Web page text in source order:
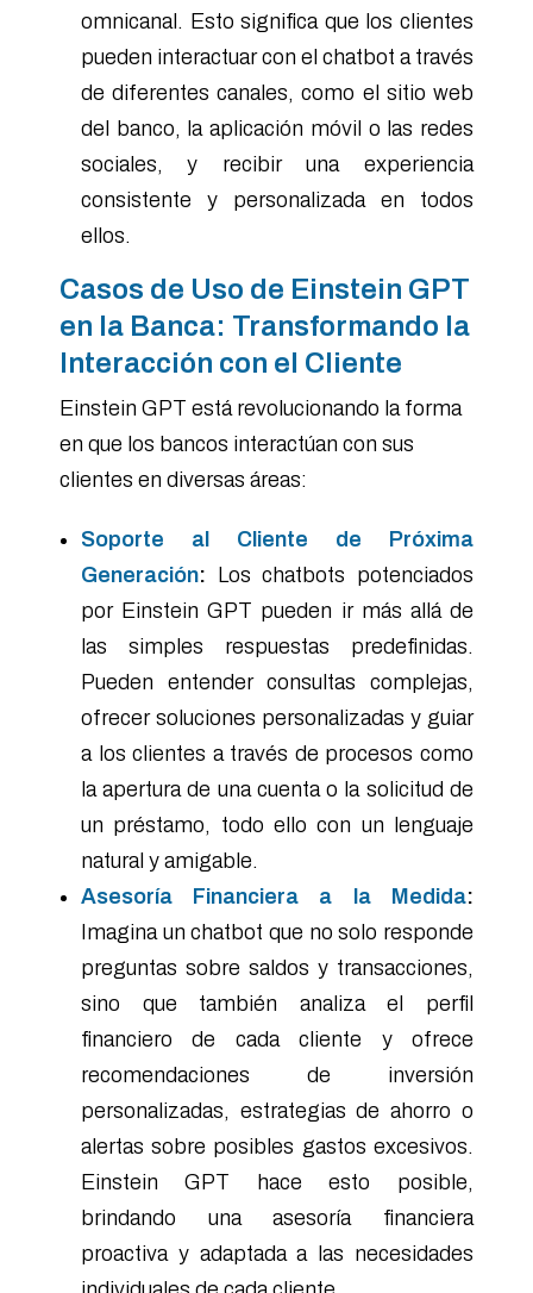
omnicanal. Esto significa que los clientes
pueden interactuar con el chatbot a través
de diferentes canales, como el sitio web
del banco, la aplicación móvil o las redes
sociales, y recibir una experiencia
consistente y personalizada en todos
ellos.
Casos de Uso de Einstein GPT
en la Banca: Transformando la
Interacción con el Cliente
Einstein GPT está revolucionando la forma
en que los bancos interactúan con sus
clientes en diversas áreas:
Soporte al Cliente de Próxima
Generación: Los chatbots potenciados
por Einstein GPT pueden ir más allá de
las simples respuestas predefinidas.
Pueden entender consultas complejas,
ofrecer soluciones personalizadas y guiar
a los clientes a través de procesos como
la apertura de una cuenta o la solicitud de
un préstamo, todo ello con un lenguaje
natural y amigable.
Asesoría Financiera a la Medida:
Imagina un chatbot que no solo responde
preguntas sobre saldos y transacciones,
sino que también analiza el perfil
financiero de cada cliente y ofrece
recomendaciones de inversión
personalizadas, estrategias de ahorro o
alertas sobre posibles gastos excesivos.
Einstein GPT hace esto posible,
brindando una asesoría financiera
proactiva y adaptada a las necesidades